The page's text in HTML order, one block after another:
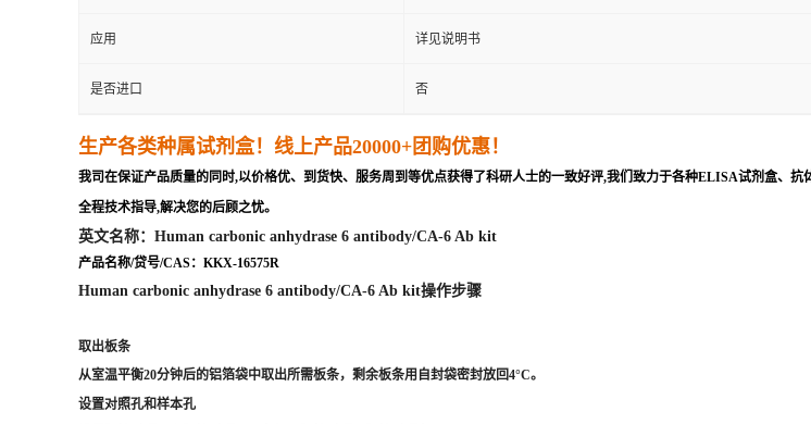
应用 详见说明书
是否进口 否
生产各类种属试剂盒！线上产品20000+团购优惠！
我司在保证产品质量的同时,以价格优、到货快、服务周到等优点获得了科研人士的一致好评,我们致力于各种ELISA试剂盒、
全程技术指导,解决您的后顾之忧。
英文名称：Human carbonic anhydrase 6 antibody/CA-6 Ab kit
产品名称/贷号/CAS：KKX-16575R
Human carbonic anhydrase 6 antibody/CA-6 Ab kit操作步骤
取出板条
从室温平衡20分钟后的铝箔袋中取出所需板条，剩余板条用自封袋密封放回4°C。
设置对照孔和样本孔